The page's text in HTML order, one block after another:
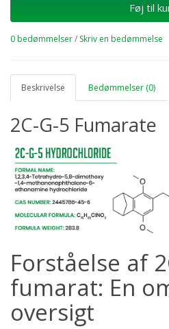
Føj til
0 bedømmelser/ Skriv en bedømmelse
Beskrivelse Bedømmelser (0)
2C-G-5 Fumarate
Forståelse af
fumarat: En
oversigt